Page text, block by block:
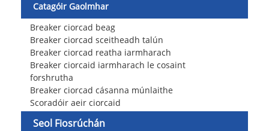
Catagóir Gaolmhar
Breaker ciorcad beag
Breaker ciorcad sceitheadh ​​talún
Breaker ciorcad reatha iarmharach
Breaker ciorcaid iarmharach le cosaint
forshrutha
Breaker ciorcad cásanna múnlaithe
Scoradóir aeir ciorcaid
Seol Fiosrúchán